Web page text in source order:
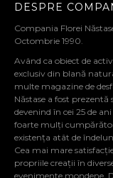
DESPRE
Compania Florei
Octombrie 1990.
Având ca obiect de
exclusiv din blană
multe magazine de
Năstase a fost
devenind în cei 25 de
foarte mulți
existența atât de
Cea mai mare
propriile creații în
evenimente mondene.